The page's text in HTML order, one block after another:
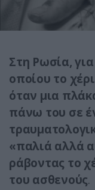
Στη Ρωσία,
οποίου το
όταν μια
πάνω του σε
«παλιά αλλά
ράβοντας το
του ασθενούς.